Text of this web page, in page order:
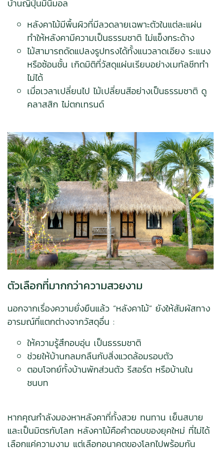
บ้านญี่ปุ่นมินิมอล
หลังคาไม้มีพื้นผิวที่มีลวดลายเฉพาะตัวในแต่ละแผ่น
ทำให้หลังคามีความเป็นธรรมชาติ ไม่แข็งกระด้าง
ไม้สามารถดัดแปลงรูปทรงได้ทั้งแนวลาดเอียง ระแนง
หรือซ้อนชั้น เกิดมิติที่วัสดุแผ่นเรียบอย่างเมทัลชีททำ
ไม่ได้
เมื่อเวลาเปลี่ยนไป ไม้เปลี่ยนสีอย่างเป็นธรรมชาติ ดู
คลาสสิก ไม่ตกเทรนด์
ตัวเลือกที่มากกว่าความสวยงาม
นอกจากเรื่องความยั่งยืนแล้ว “หลังคาไม้” ยังให้สัมผัสทาง
อารมณ์ที่แตกต่างจากวัสดุอื่น :
ให้ความรู้สึกอบอุ่น เป็นธรรมชาติ
ช่วยให้บ้านกลมกลืนกับสิ่งแวดล้อมรอบตัว
ตอบโจทย์ทั้งบ้านพักส่วนตัว รีสอร์ต หรือบ้านใน
ชนบท
หากคุณกำลังมองหาหลังคาที่ทั้งสวย ทนทาน เย็นสบาย
และเป็นมิตรกับโลก หลังคาไม้คือคำตอบของยุคใหม่ ที่ไม่ได้
เลือกแค่ความงาม แต่เลือกอนาคตของโลกไปพร้อมกัน